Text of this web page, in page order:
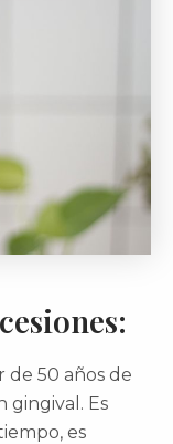
de 50 años de
gingival. Es
es